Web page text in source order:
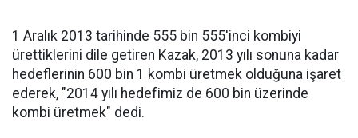
1 Aralık 2013 tarihinde 555 bin 555'inci kombiyi
ürettiklerini dile getiren Kazak, 2013 yılı sonuna kadar
hedeflerinin 600 bin 1 kombi üretmek olduğuna işaret
ederek, "2014 yılı hedefimiz de 600 bin üzerinde
kombi üretmek" dedi.